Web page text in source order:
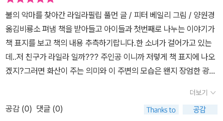
까지 폐로 들어가는 곳이었지요.라일라는 라즈마니를 만나 폭죽 장인
이 되고 싶다며 특제 유황을 받고 싶다고 한다.특제 유황을 받기 위해
서는 세 가지 선물을 가지고 와야 하는데, 세 가지 선물이 어떤 것인지
도 모르는 라일라는 특제 유황을 받기 위해 불길 속을 걸어가게 되는
데 때마침 나타난 출랙은 라일라에게 마법의 물을 전해주게 되고, 불
의 중심에 도달하게 된다.불의 중심에 도달한 라일라는 라즈마니에게
특제 유황은 환상이라는 말을 듣게 된다. 한편, 코끼리와 출랙이 도망
치는 걸 도와주었다는 이유로 라일라의 아빠는 잡혀가게 되어 사형에
불의 악마를 찾아간 라일라필립 풀먼 글 / 피터 베일리 그림 / 양원경
옮김비룡소 펴냄 책을 받아들고 아이들과 첫번째로 나누는 이야기가
책 표지를 보고 책의 내용 추측하기랍니다.한 소녀가 걸어가고 있는
데..저 친구가 라일라 일까??? 주인공 이니까 저렇게 책 표지에 나오
겠지?그러면 화산이 주는 의미와 이 주변의 모습은 왠지 장엄한 광경
로 엉뚱한 이야기만 주고 받다가 책을 펼쳤습니다. 사람은 아이를 낳
고 키워보니 아주 신기한 점이 발견됩니다.바로 부모를 그대로 닮는
더보기
공감 (0) 댓글 (0)